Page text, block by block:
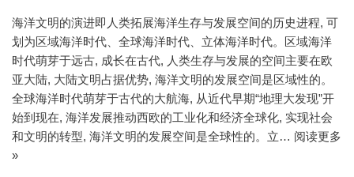
海洋文明的演进即人类拓展海洋生存与发展空间的历史进程, 可
划为区域海洋时代、全球海洋时代、立体海洋时代。区域海洋
时代萌芽于远古, 成长在古代, 人类生存与发展的空间主要在欧
亚大陆, 大陆文明占据优势, 海洋文明的发展空间是区域性的。
全球海洋时代萌芽于古代的大航海, 从近代早期“地理大发现”开
始到现在, 海洋发展推动西欧的工业化和经济全球化, 实现社会
和文明的转型, 海洋文明的发展空间是全球性的。立… 阅读更多
»